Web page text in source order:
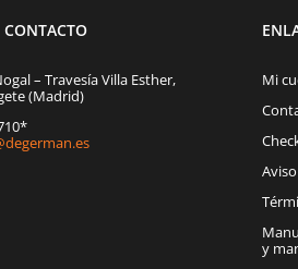
CONTACTO
– Travesía Villa Esther,
(Madrid)
Mi
y